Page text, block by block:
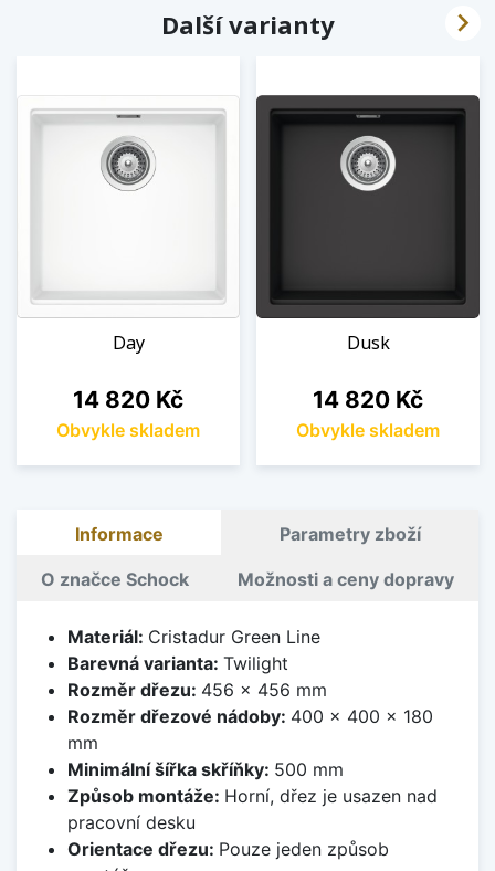
Další varianty
Day
Cena
14 820 Kč
Obvykle skladem
Dusk
Cena
14 820 Kč
Obvykle skladem

Informace Parametry zboží
O značce Schock Možnosti a ceny dopravy
Materiál: Cristadur Green Line
Barevná varianta: Twilight
Rozměr dřezu: 456 x 456 mm
Rozměr dřezové nádoby: 400 x 400 x 180
mm
Minimální šířka skříňky: 500 mm
Způsob montáže: Horní, dřez je usazen nad
pracovní desku
Orientace dřezu: Pouze jeden způsob